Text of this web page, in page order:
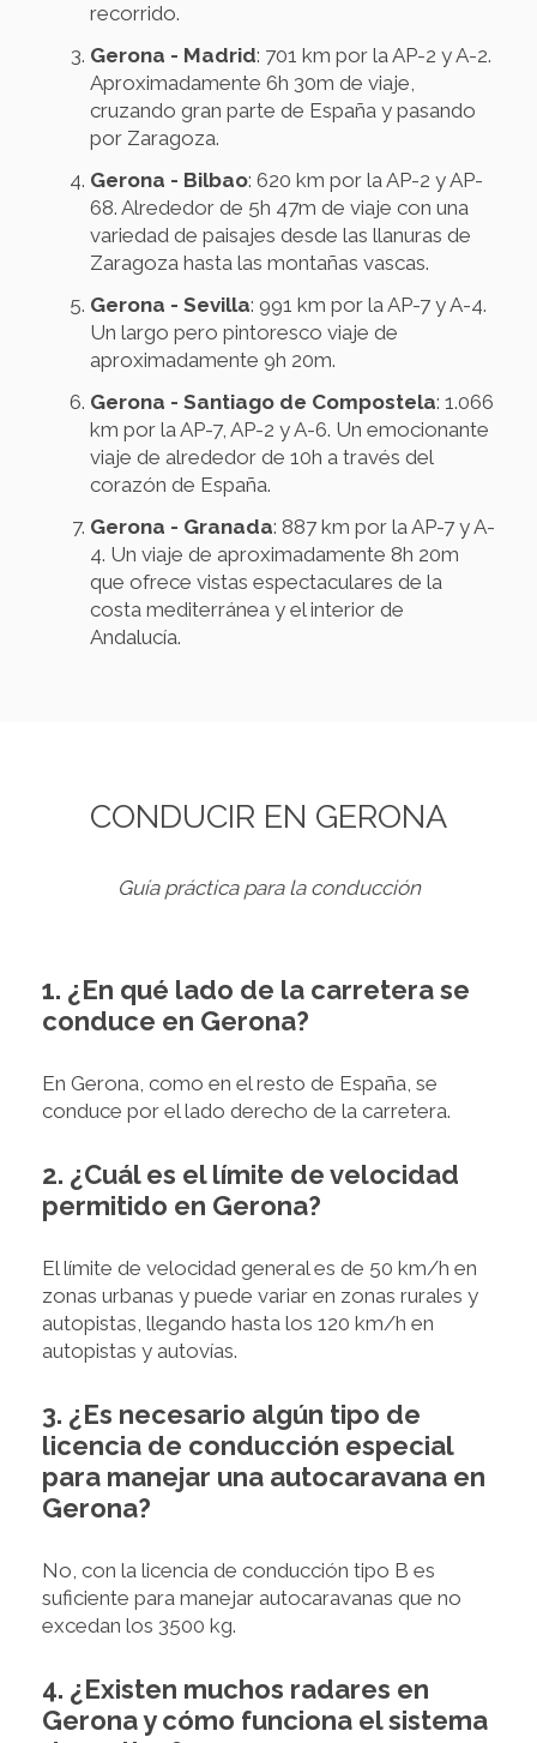
recorrido.
Gerona - Madrid: 701 km por la AP-2 y A-2.
Aproximadamente 6h 30m de viaje,
cruzando gran parte de España y pasando
por Zaragoza.
Gerona - Bilbao: 620 km por la AP-2 y AP-
68. Alrededor de 5h 47m de viaje con una
variedad de paisajes desde las llanuras de
Zaragoza hasta las montañas vascas.
Gerona - Sevilla: 991 km por la AP-7 y A-4.
Un largo pero pintoresco viaje de
aproximadamente 9h 20m.
Gerona - Santiago de Compostela: 1.066
km por la AP-7, AP-2 y A-6. Un emocionante
viaje de alrededor de 10h a través del
corazón de España.
Gerona - Granada: 887 km por la AP-7 y A-
4. Un viaje de aproximadamente 8h 20m
que ofrece vistas espectaculares de la
costa mediterránea y el interior de
Andalucía.
CONDUCIR EN GERONA
Guía práctica para la conducción
1. ¿En qué lado de la carretera se
conduce en Gerona?
En Gerona, como en el resto de España, se
conduce por el lado derecho de la carretera.
2. ¿Cuál es el límite de velocidad
permitido en Gerona?
El límite de velocidad general es de 50 km/h en
zonas urbanas y puede variar en zonas rurales y
autopistas, llegando hasta los 120 km/h en
autopistas y autovías.
3. ¿Es necesario algún tipo de
licencia de conducción especial
para manejar una autocaravana en
Gerona?
No, con la licencia de conducción tipo B es
suficiente para manejar autocaravanas que no
excedan los 3500 kg.
4. ¿Existen muchos radares en
Gerona y cómo funciona el sistema